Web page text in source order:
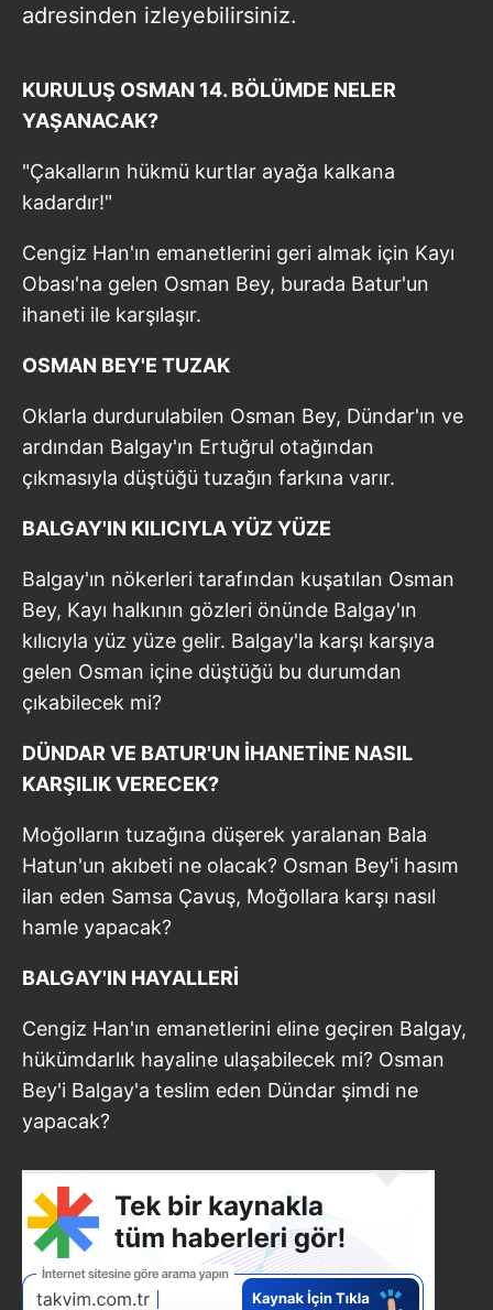
adresinden izleyebilirsiniz.
KURULUŞ OSMAN 14. BÖLÜMDE NELER
YAŞANACAK?
"Çakalların hükmü kurtlar ayağa kalkana
kadardır!"
Cengiz Han'ın emanetlerini geri almak için Kayı
Obası'na gelen Osman Bey, burada Batur'un
ihaneti ile karşılaşır.
OSMAN BEY'E TUZAK
Oklarla durdurulabilen Osman Bey, Dündar'ın ve
ardından Balgay'ın Ertuğrul otağından
çıkmasıyla düştüğü tuzağın farkına varır.
BALGAY'IN KILICIYLA YÜZ YÜZE
Balgay'ın nökerleri tarafından kuşatılan Osman
Bey, Kayı halkının gözleri önünde Balgay'ın
kılıcıyla yüz yüze gelir. Balgay'la karşı karşıya
gelen Osman içine düştüğü bu durumdan
çıkabilecek mi?
DÜNDAR VE BATUR'UN İHANETİNE NASIL
KARŞILIK VERECEK?
Moğolların tuzağına düşerek yaralanan Bala
Hatun'un akıbeti ne olacak? Osman Bey'i hasım
ilan eden Samsa Çavuş, Moğollara karşı nasıl
hamle yapacak?
BALGAY'IN HAYALLERİ
Cengiz Han'ın emanetlerini eline geçiren Balgay,
hükümdarlık hayaline ulaşabilecek mi? Osman
Bey'i Balgay'a teslim eden Dündar şimdi ne
yapacak?